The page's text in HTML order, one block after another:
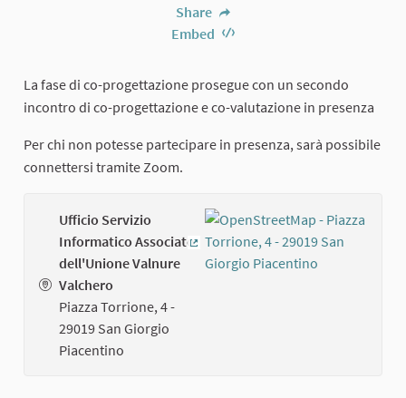
Share
Embed
La fase di co-progettazione prosegue con un secondo
incontro di co-progettazione e co-valutazione in presenza
Per chi non potesse partecipare in presenza, sarà possibile
connettersi tramite Zoom.
Ufficio Servizio
Informatico Associato
dell'Unione Valnure
Valchero
Piazza Torrione, 4 -
29019 San Giorgio
Piacentino
(External link)